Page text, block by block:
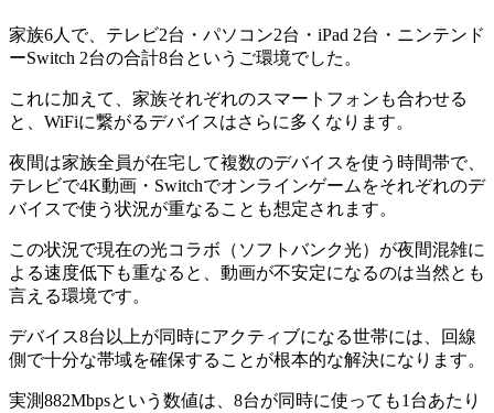
家族6人で、テレビ2台・パソコン2台・iPad 2台・ニンテンド
ーSwitch 2台の合計8台というご環境でした。
これに加えて、家族それぞれのスマートフォンも合わせる
と、WiFiに繋がるデバイスはさらに多くなります。
夜間は家族全員が在宅して複数のデバイスを使う時間帯で、
テレビで4K動画・Switchでオンラインゲームをそれぞれのデ
バイスで使う状況が重なることも想定されます。
この状況で現在の光コラボ（ソフトバンク光）が夜間混雑に
よる速度低下も重なると、動画が不安定になるのは当然とも
言える環境です。
デバイス8台以上が同時にアクティブになる世帯には、回線
側で十分な帯域を確保することが根本的な解決になります。
実測882Mbpsという数値は、8台が同時に使っても1台あたり